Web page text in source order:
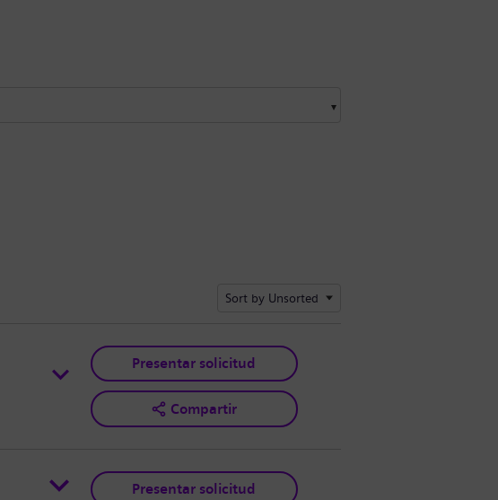
Sort by Unsorted
Presentar solicitud
Compartir
Presentar solicitud